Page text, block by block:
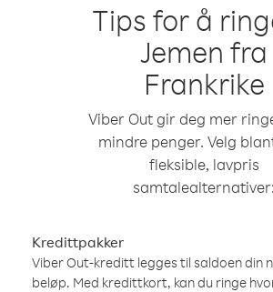
Tips for å
Jemen fra
Frankrike
Viber Out gir deg mer
mindre penger. Velg
fleksible, lavpris
samtalealternativer:
Kredittpakker
Viber Out-kreditt legges til saldoen din
beløp. Med kredittkort, kan du ringe